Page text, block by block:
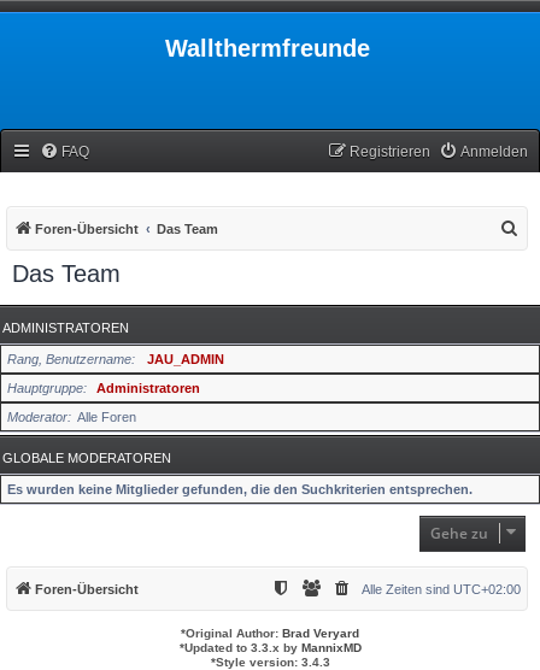
Wallthermfreunde
FAQ Anmelden
Registrieren
Foren-Übersicht Das Team
e
Das Team
ADMINISTRATOREN
Rang, Benutzername
JAU_ADMIN
Hauptgruppe
Administratoren
Moderator
Alle Foren
GLOBALE MODERATOREN
Es wurden keine Mitglieder gefunden, die den Suchkriterien entsprechen.
Gehe zu
Foren-Übersicht Alle Zeiten sind UTC+02:00
*Original Author: Brad Veryard
*Updated to 3.3.x by MannixMD
*Style version: 3.4.3